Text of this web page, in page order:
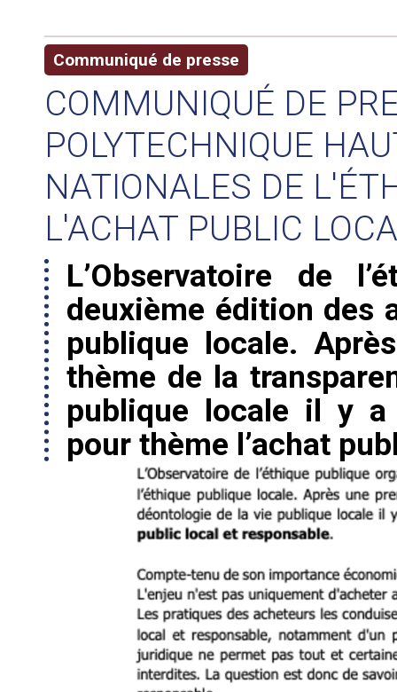
Communiqué de presse
COMMUNIQUÉ DE
POLYTECHNIQUE
NATIONALES DE
L'ACHAT PUBLIC
L’Observatoire de
deuxième édition des
publique locale.
thème de la
publique locale il y
pour thème l’achat